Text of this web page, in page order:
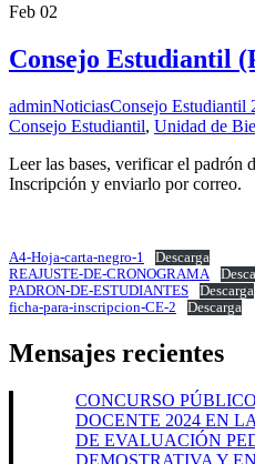
Feb 02
Consejo Estudiantil
adminNoticiasConsejo Estudiantil
Consejo Estudiantil, Unidad de
Leer las bases, verificar el padrón
Inscripción y enviarlo por correo.
A4-Hoja-carta-negro-1
Descarga
REAJUSTE-DE-CRONOGRAMA
PADRON-DE-ESTUDIANTES
Descarga
ficha-para-inscripcion-CE-2
Descarga
Mensajes recientes
CONCURSO
DOCENTE 2024 EN
DE EVALUACIÓN
DEMOSTRATIVA Y